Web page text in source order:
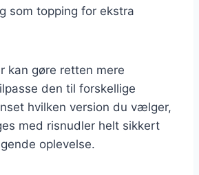
som topping for ekstra
kan gøre retten mere
den til forskellige
hvilken version du vælger,
med risnudler helt sikkert
oplevelse.